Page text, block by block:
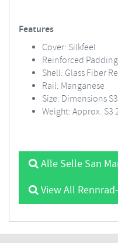
Features
Cover: Silkfeel
Reinforced
Shell: Glass Fiber
Rail: Manganese
Size: Dimensions
Weight: Approx. S3
Alle Selle San
View All